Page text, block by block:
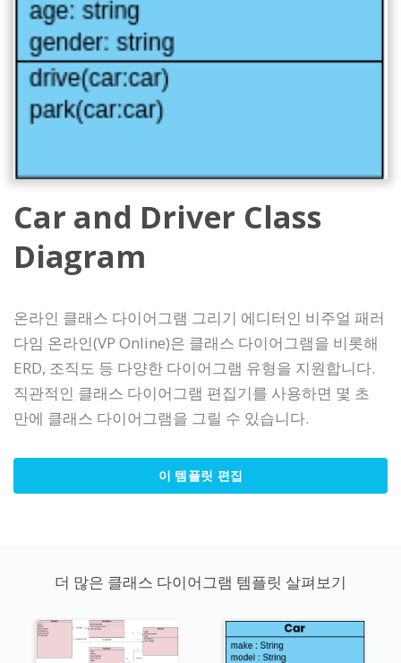
Car and Driver Class
Diagram
온라인 클래스 다이어그램 그리기 에디터인 비주얼 패러
다임 온라인(VP Online)은 클래스 다이어그램을 비롯해
ERD, 조직도 등 다양한 다이어그램 유형을 지원합니다.
직관적인 클래스 다이어그램 편집기를 사용하면 몇 초
만에 클래스 다이어그램을 그릴 수 있습니다.
이 템플릿 편집
더 많은 클래스 다이어그램 템플릿 살펴보기